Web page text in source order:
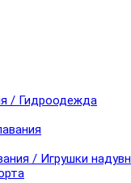
/ Гидроодежда
/ Игрушки